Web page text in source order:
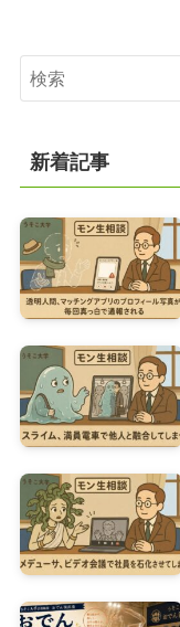
新着記事